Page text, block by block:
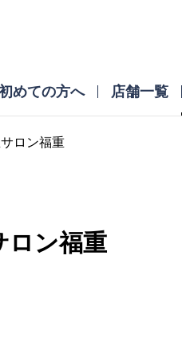
めての方へ 店舗一覧
ロン福重
ロン福重